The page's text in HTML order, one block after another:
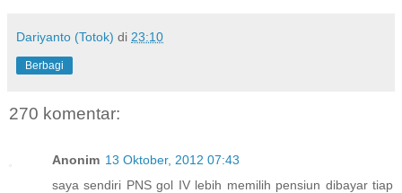
Dariyanto (Totok) di 23:10
Berbagi
270 komentar:
Anonim 13 Oktober, 2012 07:43
saya sendiri PNS gol IV lebih memilih pensiun dibayar tiap